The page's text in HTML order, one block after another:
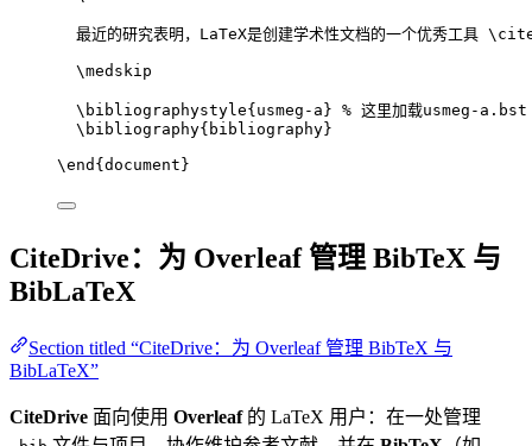
最近的研究表明，LaTeX是创建学术性文档的一个优秀工具
\medskip
\bibliographystyle{usmeg-a} % 这里加载usmeg-a.bst
\bibliography{bibliography}
\end { document }
CiteDrive：为 Overleaf 管理 BibTeX 与
BibLaTeX
Section titled “CiteDrive：为 Overleaf 管理 BibTeX 与
BibLaTeX”
CiteDrive 面向使用 Overleaf的 LaTeX 用户：在一处管理